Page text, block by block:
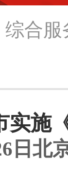
综合服
实施
日